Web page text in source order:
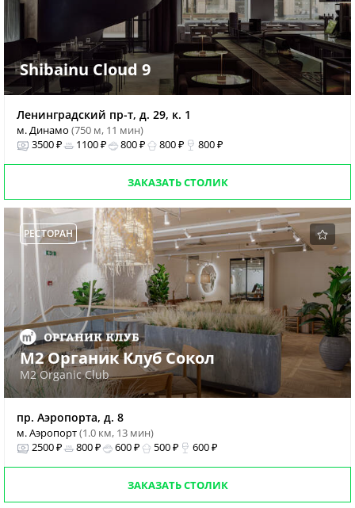
Shibainu Cloud 9
Ленинградский пр-т, д. 29, к. 1
м. Динамо (750 м, 11 мин)
3500 ₽
1100 ₽ 800 ₽ 800 ₽ 800 ₽
ЗАКАЗАТЬ СТОЛИК
РЕСТОРАН
М2 Органик Клуб Сокол
M2 Organic Club
пр. Аэропорта, д. 8
м. Аэропорт(1.0 км, 13 мин)
2500 ₽
800 ₽ 600 ₽ 500 ₽ 600 ₽
ЗАКАЗАТЬ СТОЛИК